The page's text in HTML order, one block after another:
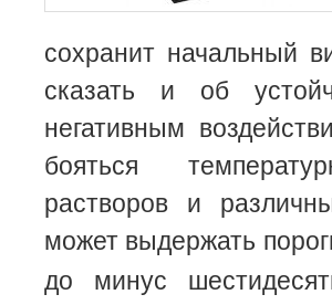
сохранит начальный
сказать и об
негативным
бояться
растворов и
может выдержать
до минус